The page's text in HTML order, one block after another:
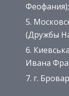
Феофания);
(Дружбы
Ивана
г.